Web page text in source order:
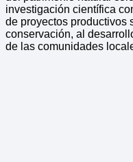
investigación científica
de proyectos productivos
conservación, al
de las comunidades